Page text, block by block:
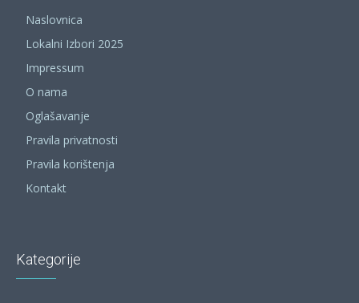
Naslovnica
Lokalni Izbori 2025
Impressum
O nama
Oglašavanje
Pravila privatnosti
Pravila korištenja
Kontakt
Kategorije